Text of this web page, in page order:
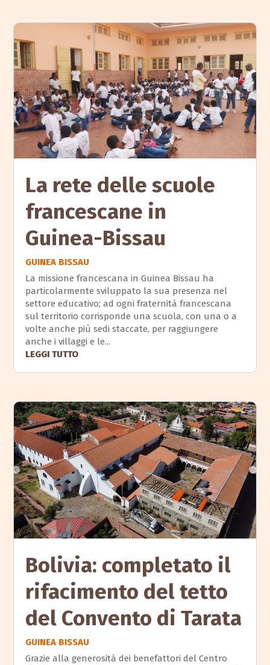
La rete delle scuole
francescane in
Guinea-Bissau
GUINEA BISSAU
La missione francescana in Guinea Bissau ha
particolarmente sviluppato la sua presenza nel
settore educativo; ad ogni fraternità francescana
sul territorio corrisponde una scuola, con una o a
volte anche più sedi staccate, per raggiungere
anche i villaggi e le...
LEGGI TUTTO
Bolivia: completato il
rifacimento del tetto
del Convento di Tarata
GUINEA BISSAU
Grazie alla generosità dei benefattori del Centro